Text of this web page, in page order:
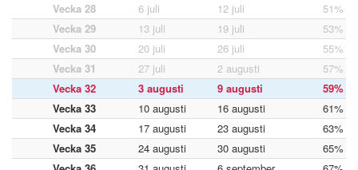
Vecka 28
6 juli 12 juli
51%
Vecka 29
13 juli 19 juli
53%
Vecka 30
20 juli 26 juli
55%
Vecka 31
27 juli 2 augusti
57%
Vecka 32
3 augusti 9 augusti
59%
Vecka 33
10 augusti 16 augusti
61%
Vecka 34
17 augusti 23 augusti
63%
Vecka 35
24 augusti 30 augusti
65%